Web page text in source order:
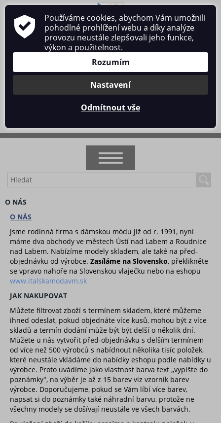
O nás Obchodní podmínky
Ochrana osobních údajů
Kontakt
Přihlásit se/Registrace
NOVINKY
AKCE
BESTSELLERY
BLACK FRIDAY slevy až -80%
VALENTÝNSKÁ - VÁNOČNÍ KOLEKCE
Oblečení dámské
Nadměrné velikosti
Obuv - Boty
Oblečení bez potisku
Extravagantní móda
O NÁS
O NÁS
Jsme rodinná firma s dámskou módu již od r. 1991, nyní
máme dva obchody ve městech Ústí nad Labem a Roudnice
nad Labem. Nabízíme modely skladem, ale také na před-
objednávku od výrobce. Zasíláme na Slovensko, překlikněte
se vpravo nahoře na Slovenskou vlaječku nebo na eshopu
www.italskamodavm.sk
JAK NAKUPOVAT
Můžete filtrovat zboží s termínem skladem, které můžeme
ihned odeslat, pokud objednáte více kusů, mohou být z více
skladů a termín dodání může být být delší o několik dní.
Můžete u nás vytvořit před-objednávku s delším termínem
od více než 500 výrobců s nabídnout několika tisíc položek,
které neustále vkládáme do nabídky eshopu podle nabídky u
výrobce. Proto uvádíme jako vlastnost barva text ,,vypište do
poznámky", na výběr je až z 15 barev viz vzorník barev
výrobce. Doporučujeme, pokud se Vám líbí více barev,
napsat si do poznámky také náhradní barvu, protože ne
všechny modely se došívají neustále ve všech barvách.
Používáme cookies, abychom Vám umožnili
pohodlné prohlížení webu a díky analýze
provozu neustále zlepšovali jeho funkce,
výkon a použitelnost.
Rozumím
Nastavení
Odmítnout vše